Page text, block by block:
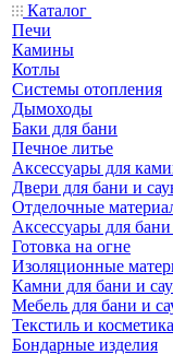
Каталог
Печи
Камины
Котлы
Системы отопления
Дымоходы
Баки для бани
Печное литье
Аксессуары для
Двери для бани и
Отделочные
Аксессуары для
Готовка на огне
Изоляционные
Камни для бани и
Мебель для бани и
Текстиль и
Бондарные изделия